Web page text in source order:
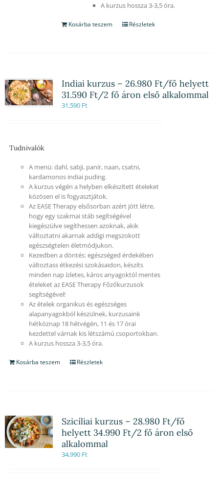
A kurzus hossza 3-3,5 óra.
Kosárba teszem Részletek
Indiai kurzus – 26.980 Ft/fő helyett
31.590 Ft/2 fő áron első alkalommal
31,590 Ft
Tudnivalók
A menü: dahl, sabji, panír, naan, csatni,
kardamonos indiai puding.
A kurzus végén a helyben elkészített ételeket
közösen el is fogyasztjátok.
Az EASE Therapy elsősorban azért jött létre,
hogy egy szakmai stáb segítségével
kiegészülve segíthessen azoknak, akik
változtatni akarnak addigi megszokott
egészségtelen életmódjukon.
Kezedben a döntés: egészséged érdekében
változtass étkezési szokásaidon, készíts
minden nap ízletes, káros anyagoktól mentes
ételeket az EASE Therapy Főzőkurzusok
segítségével!
Az ételek organikus és egészséges
alapanyagokból készülnek, kurzusaink
hétköznap 18 hétvégén, 11 és 17 órai
kezdettel várnak kis létszámú csoportokban.
A kurzus hossza 3-3,5 óra.
Kosárba teszem Részletek
Szicíliai kurzus – 28.980 Ft/fő
helyett 34.990 Ft/2 fő áron első
alkalommal
34,990 Ft